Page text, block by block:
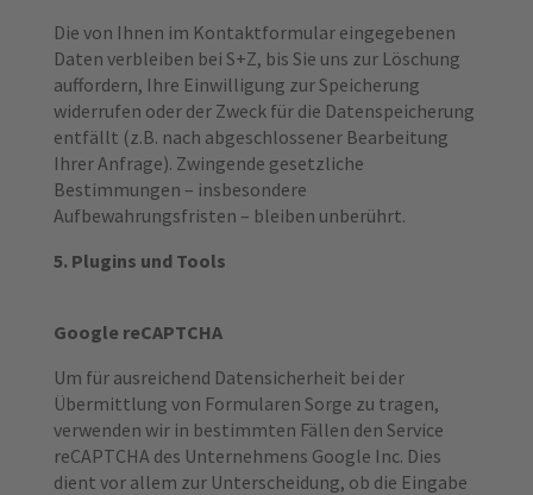
Die von Ihnen im Kontaktformular eingegebenen
Daten verbleiben bei S+Z, bis Sie uns zur Löschung
auffordern, Ihre Einwilligung zur Speicherung
widerrufen oder der Zweck für die Datenspeicherung
entfällt (z.B. nach abgeschlossener Bearbeitung
Ihrer Anfrage). Zwingende gesetzliche
Bestimmungen – insbesondere
Aufbewahrungsfristen – bleiben unberührt.
5. Plugins und Tools
Google reCAPTCHA
Um für ausreichend Datensicherheit bei der
Übermittlung von Formularen Sorge zu tragen,
verwenden wir in bestimmten Fällen den Service
reCAPTCHA des Unternehmens Google Inc. Dies
dient vor allem zur Unterscheidung, ob die Eingabe